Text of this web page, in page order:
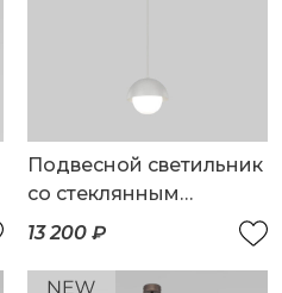
Подвесной светильник
со стеклянным
плафоном
13 200 ₽